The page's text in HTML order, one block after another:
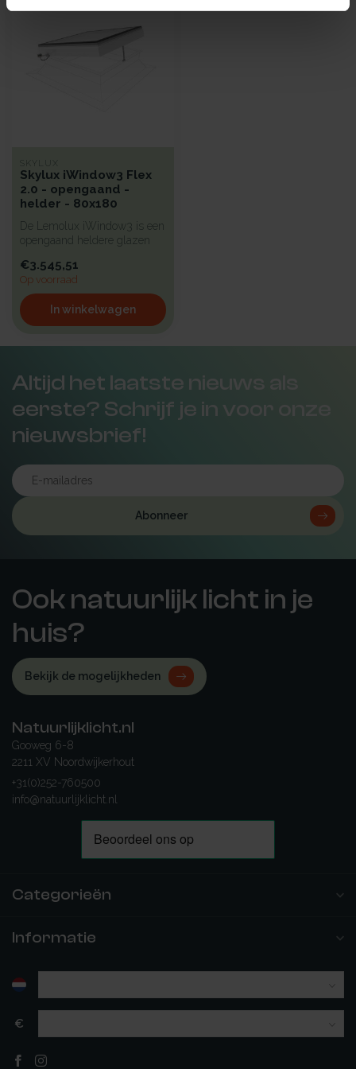
SKYLUX
Skylux iWindow3 Flex
2.0 - opengaand -
helder - 80x180
De Lemolux iWindow3 is een
opengaand heldere glazen
€3.545,51
Op voorraad
In winkelwagen
Altijd het laatste nieuws als
eerste? Schrijf je in voor onze
nieuwsbrief!
Abonneer
Ook natuurlijk licht in je
huis?
Bekijk de mogelijkheden
Natuurlijklicht.nl
Gooweg 6-8
2211 XV Noordwijkerhout
+31(0)252-760500
info@natuurlijklicht.nl
Categorieën
Informatie
€